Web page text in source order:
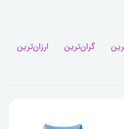
استیک ضد تعریق روباما،
تعریق مناسب، می‌توانید
گران‌ترین ارزان‌ترین